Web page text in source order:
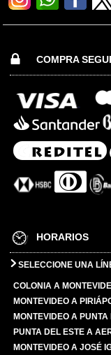
COMPRA
HORARIOS
SELECCIONE UNA
COLONIA A
MONTEVIDEO A
MONTEVIDEO A PUNTA
PUNTA DEL ESTE A
MONTEVIDEO A JOSÉ